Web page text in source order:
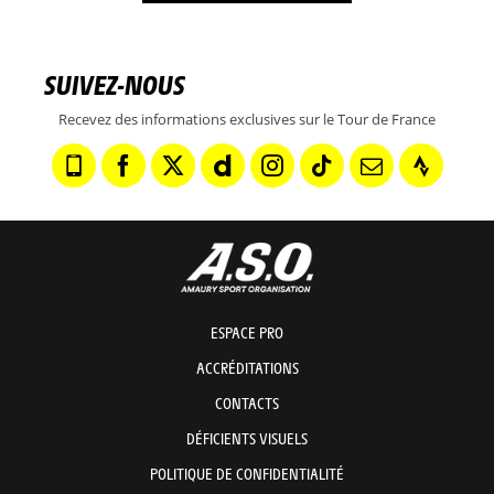
SUIVEZ-NOUS
Recevez des informations exclusives sur le Tour de France
ESPACE PRO
ACCRÉDITATIONS
CONTACTS
DÉFICIENTS VISUELS
POLITIQUE DE CONFIDENTIALITÉ